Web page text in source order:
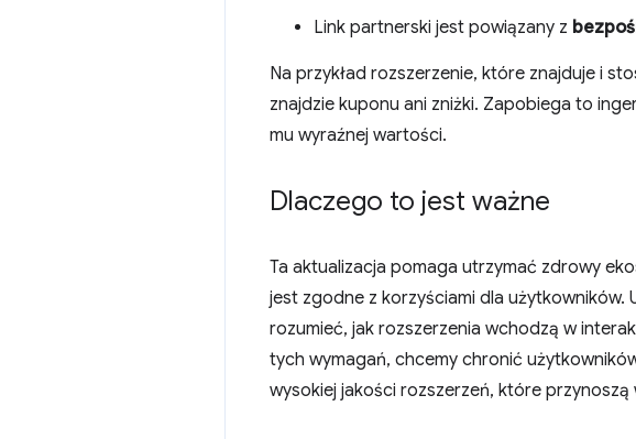
Link partnerski jest powiązany z
Na przykład rozszerzenie, które znajduje i
znajdzie kuponu ani zniżki. Zapobiega to
mu wyraźnej wartości.
Dlaczego to jest ważne
Ta aktualizacja pomaga utrzymać zdrowy
jest zgodne z korzyściami dla użytkowników.
rozumieć, jak rozszerzenia wchodzą w
tych wymagań, chcemy chronić
wysokiej jakości rozszerzeń, które przynoszą